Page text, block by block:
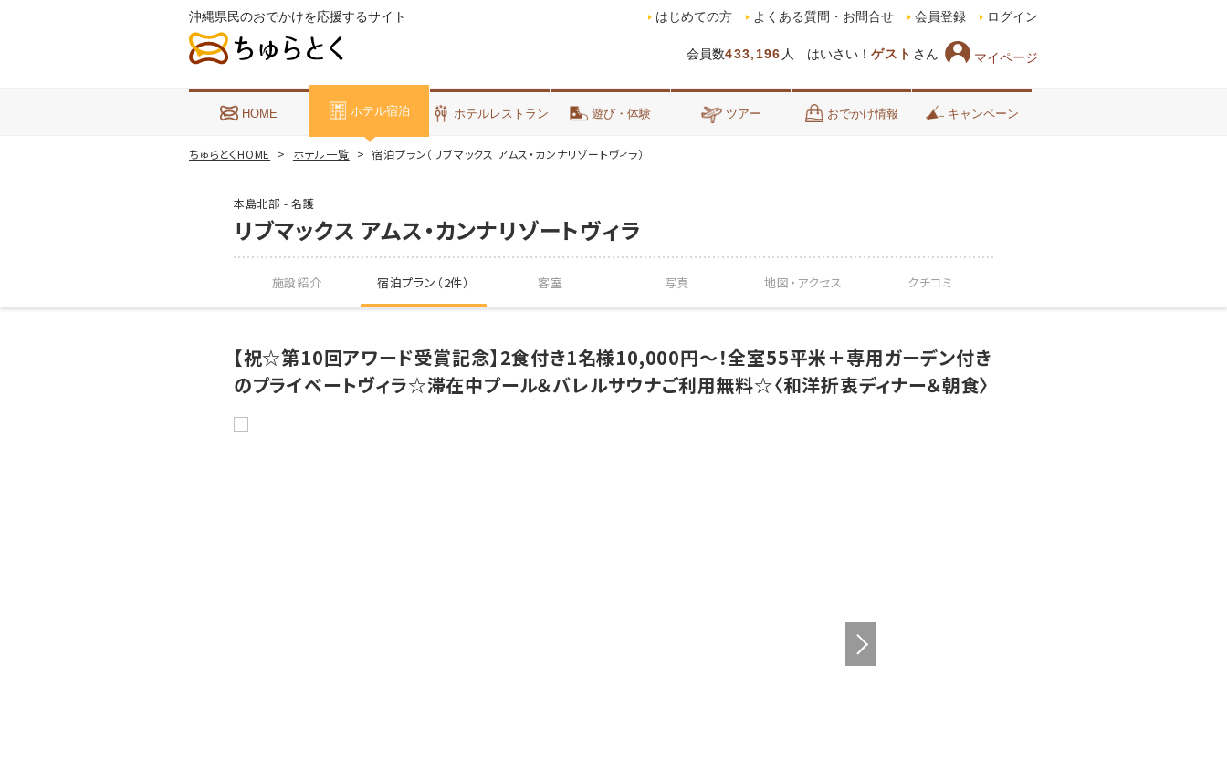
沖縄県民のおでかけを応援するサイト
会員数433,196 人 はいさい！ ゲスト さん マイページ
はじめての方 よくある質問・お問合せ 会員登録 ログイン
HOME ホテル宿泊 ホテルレストラン 遊び・体験 ツアー おでかけ情報 キャンペーン
ちゅらとくHOME ホテル一覧 宿泊プラン（リブマックス アムス・カンナリゾートヴィラ）
本島北部 - 名護
リブマックス アムス・カンナリゾートヴィラ
施設紹介 宿泊プラン（2件） 客室 写真 地図・ アクセス クチコミ
【祝☆第10回アワード受賞記念】2食付き1名様10,000円～！全室55平米＋専用ガーデン付き
のプライベートヴィラ☆滞在中プール＆バレルサウナご利用無料☆〈和洋折衷ディナー＆朝食〉